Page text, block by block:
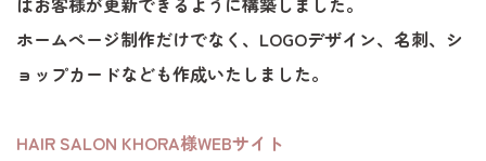
ホームぺージ制作だけでなく、LOGOデザイン、名刺、シ
ョップカードなども作成いたしました。
HAIR SALON KHORA様WEBサイト